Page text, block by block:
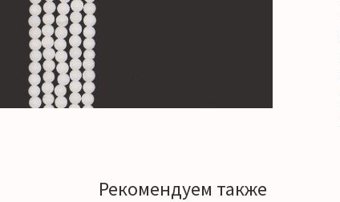
Рекомендуем также